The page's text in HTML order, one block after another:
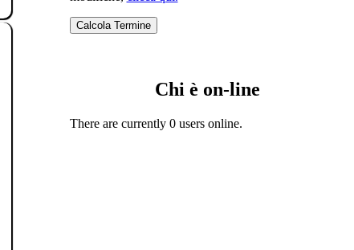
Chi è on-line
There are currently 0 users online.